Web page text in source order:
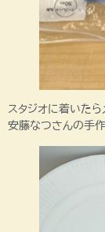
スタジオに着いた
安藤なつさんの手作